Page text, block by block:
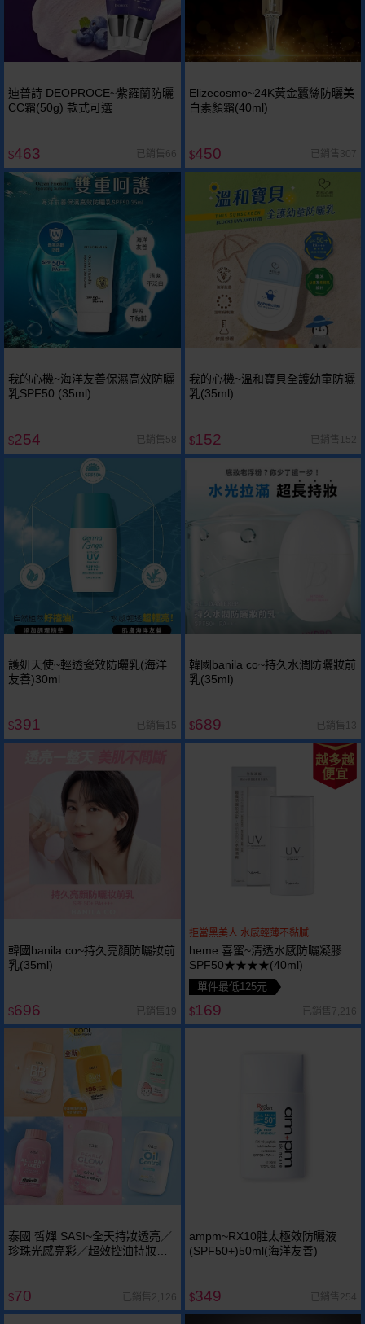
迪普詩 DEOPROCE~紫羅蘭防曬
CC霜(50g) 款式可選
$463 已銷售66
Elizecosmo~24K黃金蠶絲防曬美
白素顏霜(40ml)
$450 已銷售307
我的心機~海洋友善保濕高效防曬
乳SPF50 (35ml)
$254 已銷售58
我的心機~溫和寶貝全護幼童防曬
乳(35ml)
$152 已銷售152
護妍天使~輕透瓷效防曬乳(海洋
友善)30ml
$391 已銷售15
韓國banila co~持久水潤防曬妝前
乳(35ml)
$689 已銷售13
韓國banila co~持久亮顏防曬妝前
乳(35ml)
$696 已銷售19
越多越
便宜
拒當黑美人 水感輕薄不黏膩
heme 喜蜜~清透水感防曬凝膠
SPF50★★★★(40ml)
單件最低125元
$169 已銷售7,216
泰國 皙嬋 SASI~全天持妝透亮／
珍珠光感亮彩／超效控油持妝／
$70 已銷售2,126
ampm~RX10胜太極效防曬液
(SPF50+)50ml(海洋友善)
$349 已銷售254